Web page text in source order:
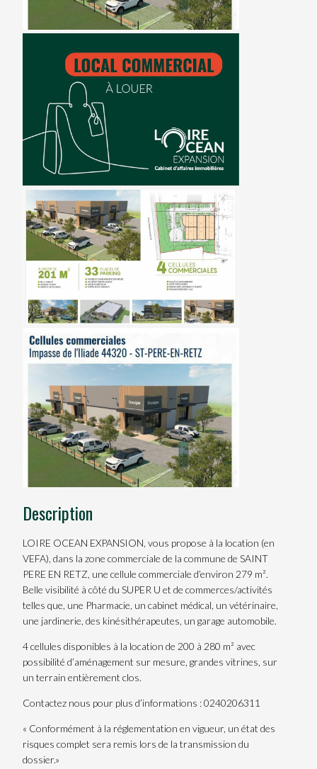
Description
LOIRE OCEAN EXPANSION, vous propose à la location (en
VEFA), dans la zone commerciale de la commune de SAINT
PERE EN RETZ, une cellule commerciale d’environ 279 m².
Belle visibilité à côté du SUPER U et de commerces/activités
telles que, une Pharmacie, un cabinet médical, un vétérinaire,
une jardinerie, des kinésithérapeutes, un garage automobile.
4 cellules disponibles à la location de 200 à 280 m² avec
possibilité d’aménagement sur mesure, grandes vitrines, sur
un terrain entièrement clos.
Contactez nous pour plus d’informations : 0240206311
« Conformément à la réglementation en vigueur, un état des
risques complet sera remis lors de la transmission du
dossier.»